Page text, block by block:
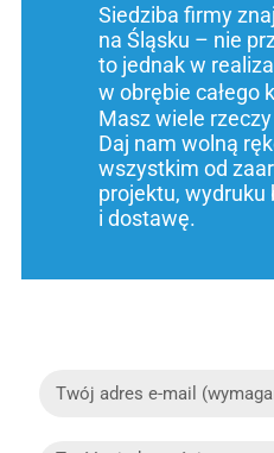
Siedziba firmy
na Śląsku – nie
to jednak w
w obrębie całego
Masz wiele
Daj nam wolną
wszystkim od
projektu, wydruku
i dostawę.